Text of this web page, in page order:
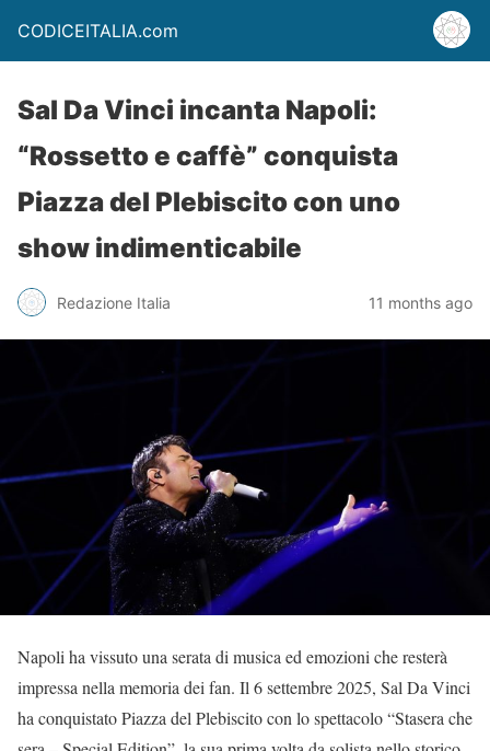
CODICEITALIA.com
Sal Da Vinci incanta Napoli:
“Rossetto e caffè” conquista
Piazza del Plebiscito con uno
show indimenticabile
Redazione Italia 11 months ago
Napoli ha vissuto una serata di musica ed emozioni che resterà
impressa nella memoria dei fan. Il 6 settembre 2025, Sal Da Vinci
ha conquistato Piazza del Plebiscito con lo spettacolo “Stasera che